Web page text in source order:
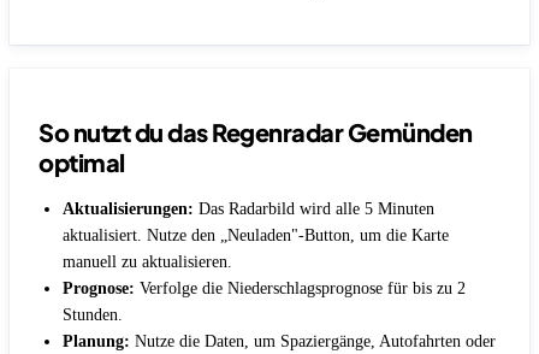
So nutzt du das Regenradar Gemünden
optimal
Aktualisierungen: Das Radarbild wird alle 5 Minuten
aktualisiert. Nutze den „Neuladen"-Button, um die Karte
manuell zu aktualisieren.
Prognose: Verfolge die Niederschlagsprognose für bis zu 2
Stunden.
Planung: Nutze die Daten, um Spaziergänge, Autofahrten oder